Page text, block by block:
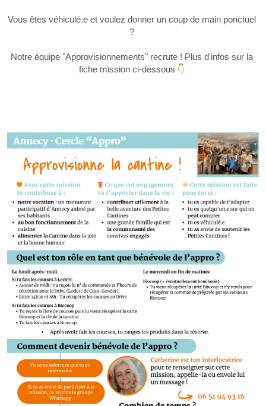
Vous êtes véhiculé.e et voulez donner un coup de main ponctuel
?
Notre équipe "Approvisionnements" recrute ! Plus d'infos sur la
fiche mission ci-dessous 👇